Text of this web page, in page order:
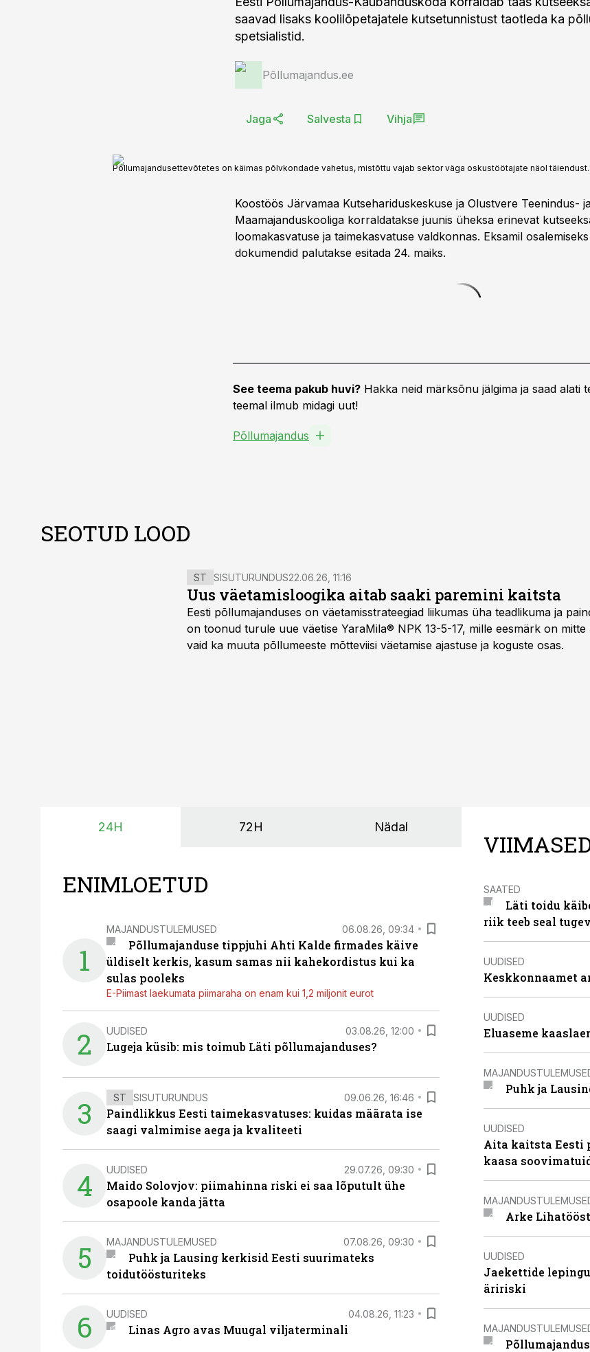
saavad lisaks koolilõpetajatele kutsetunnistust taotleda ka
spetsialistid.
Põllumajandus.ee
Jaga Salvesta Vihja
Põllumajandusettevõtetes on käimas põlvkondade vahetus, mistõttu vajab sektor väga oskustöötajate näol täiendust.
Koostöös Järvamaa Kutsehariduskeskuse ja Olustvere Teenindus-
Maamajanduskooliga korraldatakse juunis üheksa erinevat
loomakasvatuse ja taimekasvatuse valdkonnas. Eksamil
dokumendid palutakse esitada 24. maiks.
See teema pakub huvi? Hakka neid märksõnu jälgima ja saad alati
teemal ilmub midagi uut!
Põllumajandus
SEOTUD LOOD
ST SISUTURUNDUS22.06.26, 11:16
Uus väetamisloogika aitab saaki paremini kaitsta
Eesti põllumajanduses on väetamisstrateegiad liikumas üha teadlikuma ja
on toonud turule uue väetise YaraMila® NPK 13-5-17, mille eesmärk on
vaid ka muuta põllumeeste mõtteviisi väetamise ajastuse ja koguste osas.
24H 72H Nädal
ENIMLOETUD
1
MAJANDUSTULEMUSED 06.08.26, 09:34
Põllumajanduse tippjuhi Ahti Kalde firmades käive
üldiselt kerkis, kasum samas nii kahekordistus kui ka
sulas pooleks
E-Piimast laekumata piimaraha on enam kui 1,2 miljonit eurot
2 UUDISED 03.08.26, 12:00
Lugeja küsib: mis toimub Läti põllumajanduses?
3 ST SISUTURUNDUS 09.06.26, 16:46
Paindlikkus Eesti taimekasvatuses: kuidas määrata ise
saagi valmimise aega ja kvaliteeti
4 UUDISED 29.07.26, 09:30
Maido Solovjov: piimahinna riski ei saa lõputult ühe
osapoole kanda jätta
5 MAJANDUSTULEMUSED 07.08.26, 09:30
Puhk ja Lausing kerkisid Eesti suurimateks
toidutöösturiteks
6 UUDISED 04.08.26, 11:23
Linas Agro avas Muugal viljaterminali
SAATED
Läti toidu
riik teeb seal
UUDISED
Keskkonnaamet
UUDISED
Eluaseme
Puhk ja
UUDISED
Aita kaitsta Eesti
kaasa
Arke
UUDISED
Jaekettide
äririski